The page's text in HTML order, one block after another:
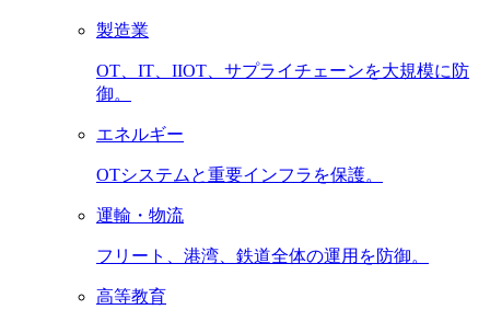
製造業
OT、IT、IIOT、サプライチェーンを大規模に防
御。
エネルギー
OTシステムと重要インフラを保護。
運輸・物流
フリート、港湾、鉄道全体の運用を防御。
高等教育